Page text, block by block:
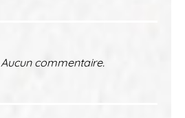
Aucun commentaire.